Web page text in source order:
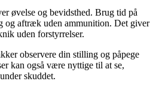
øvelse og bevidsthed. Brug tid på
og aftræk uden ammunition. Det giver
uden forstyrrelser.
observere din stilling og påpege
kan også være nyttige til at se,
skuddet.